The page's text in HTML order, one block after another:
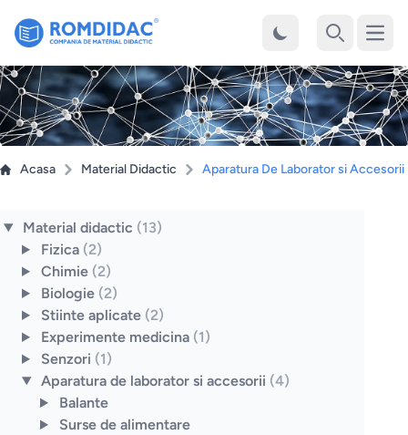
Acasa Material Didactic Aparatura De Laborator si Accesorii
Material didactic (13)
Fizica (2)
Chimie (2)
Biologie (2)
Stiinte aplicate (2)
Experimente medicina (1)
Senzori (1)
Aparatura de laborator si accesorii (4)
Balante
Surse de alimentare